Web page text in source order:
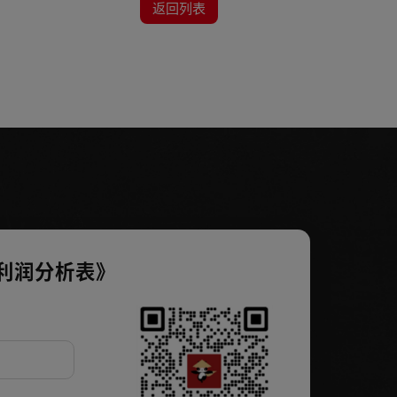
返回列表
润分析表》